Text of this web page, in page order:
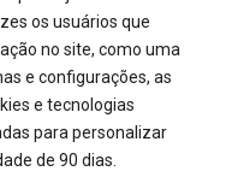
os usuários que
no site, como uma
e configurações, as
e tecnologias
para personalizar
de 90 dias.